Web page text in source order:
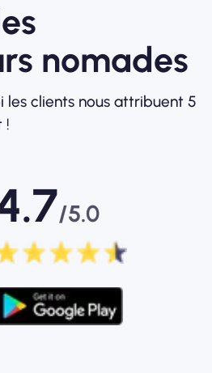
nomades
les clients nous attribuent 5
!
/5.0